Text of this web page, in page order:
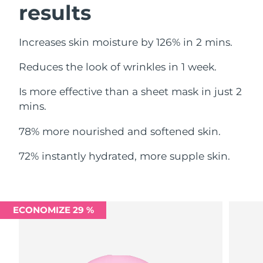
results
Increases skin moisture by 126% in 2 mins.
Reduces the look of wrinkles in 1 week.
Is more effective than a sheet mask in just 2
mins.
78% more nourished and softened skin.
72% instantly hydrated, more supple skin.
ECONOMIZE 29 %
Omã
Filipinas Entrega prevista 8/13/26
Polônia Entrega prevista
Portugal Entrega prevista8/10/26
Romênia